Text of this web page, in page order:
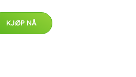
KJØP NÅ